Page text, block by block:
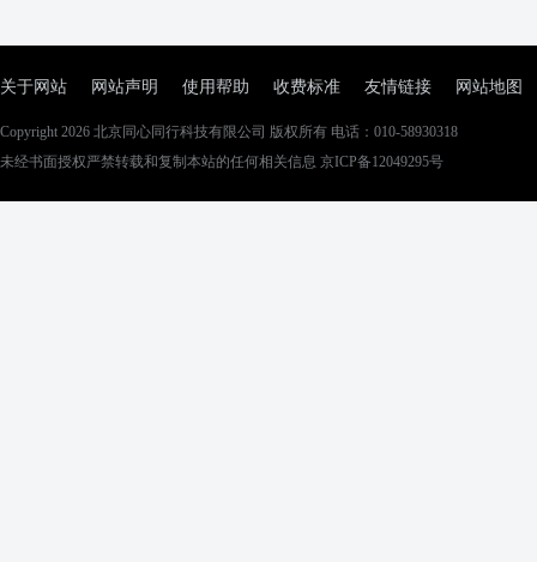
关于网站 网站声明 使用帮助 收费标准 友情链接 网站地图
Copyright 2026 北京同心同行科技有限公司 版权所有 电话：010-58930318
未经书面授权严禁转载和复制本站的任何相关信息 京ICP备12049295号